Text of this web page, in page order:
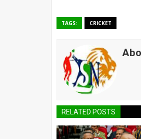
TAGS: CRICKET
RELATED POSTS